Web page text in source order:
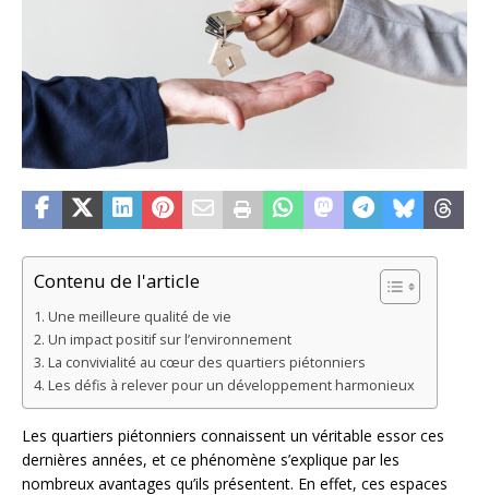
Contenu de l'article
Une meilleure qualité de vie
Un impact positif sur l’environnement
La convivialité au cœur des quartiers piétonniers
Les défis à relever pour un développement harmonieux
Les quartiers piétonniers connaissent un véritable essor ces
dernières années, et ce phénomène s’explique par les
nombreux avantages qu’ils présentent. En effet, ces espaces